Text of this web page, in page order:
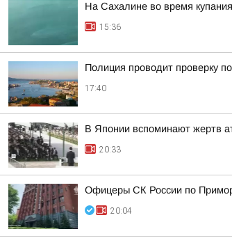
На Сахалине во время
15:36
Полиция проводит проверку
17:40
В Японии вспоминают жертв
20:33
Офицеры СК России по
20:04